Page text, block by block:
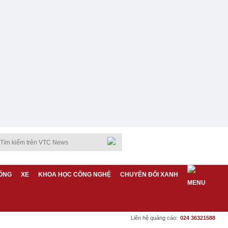
XE KHOA HỌC CÔNG NGHỆ CHUYỂN ĐỔI XANH
Liên hệ quảng cáo: 024 36321588